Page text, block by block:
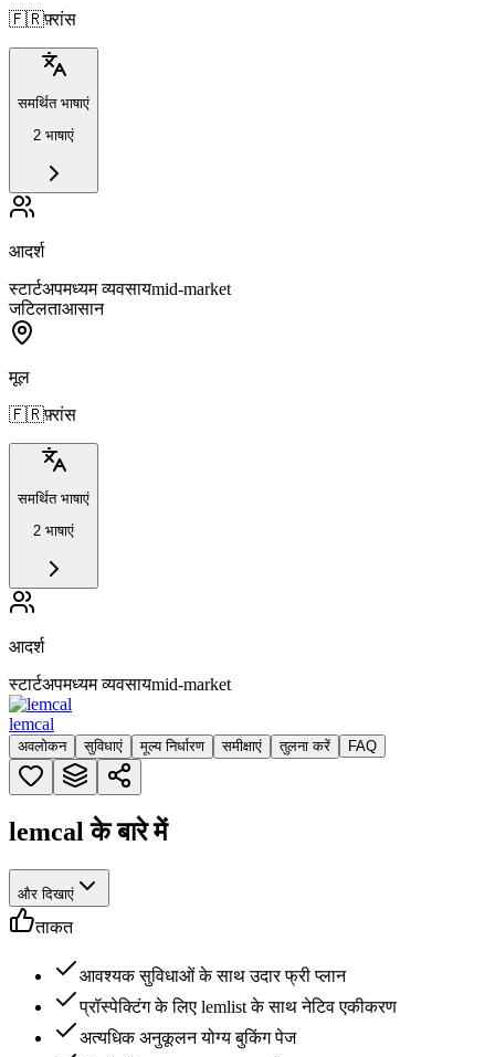
🇫🇷फ़्रांस
समर्थित भाषाएं
2 भाषाएं
आदर्श
स्टार्टअपमध्यम व्यवसायmid-market
जटिलताआसान
मूल
🇫🇷फ़्रांस
समर्थित भाषाएं
2 भाषाएं
आदर्श
स्टार्टअपमध्यम व्यवसायmid-market
lemcal
अवलोकन सुविधाएं मूल्य निर्धारण समीक्षाएं तुलना करें FAQ
lemcal के बारे में
और दिखाएं
ताकत
आवश्यक सुविधाओं के साथ उदार फ्री प्लान
प्रॉस्पेक्टिंग के लिए lemlist के साथ नेटिव एकीकरण
अत्यधिक अनुकूलन योग्य बुकिंग पेज